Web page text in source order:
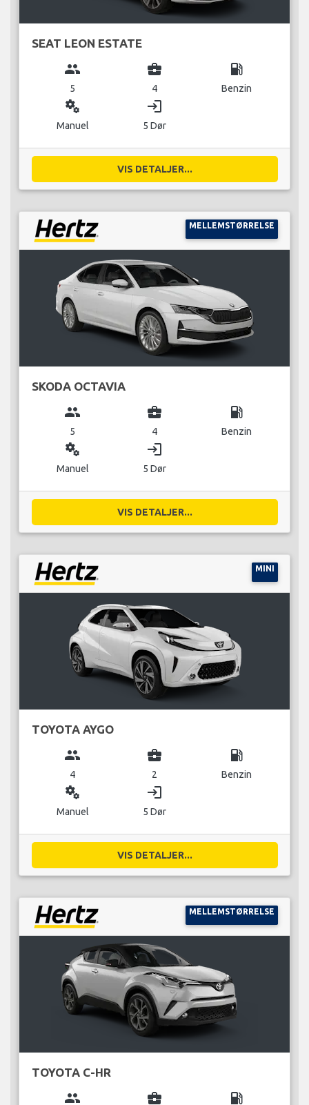
SEAT LEON ESTATE
group
5
business_center
4
local_gas_station
Benzin
miscellaneous_services
Manuel
login
5 Dør
VIS DETALJER...
MELLEMSTØRRELSE
SKODA OCTAVIA
group
5
business_center
4
local_gas_station
Benzin
miscellaneous_services
Manuel
login
5 Dør
VIS DETALJER...
MINI
TOYOTA AYGO
group
4
business_center
2
local_gas_station
Benzin
miscellaneous_services
Manuel
login
5 Dør
VIS DETALJER...
MELLEMSTØRRELSE
TOYOTA C-HR
group business_center local_gas_station